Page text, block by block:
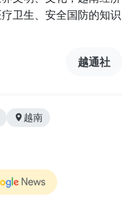
卫生、安全国防的知识
越通社
越南